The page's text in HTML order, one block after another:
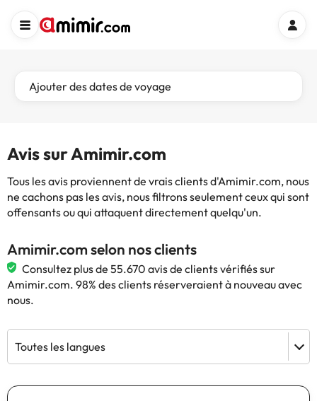
Ajouter des dates de voyage
Avis sur Amimir.com
Tous les avis proviennent de vrais clients d'Amimir.com, nous
ne cachons pas les avis, nous filtrons seulement ceux qui sont
offensants ou qui attaquent directement quelqu'un.
Amimir.com selon nos clients
Consultez plus de 55.670 avis de clients vérifiés sur
Amimir.com. 98% des clients réserveraient à nouveau avec
nous.